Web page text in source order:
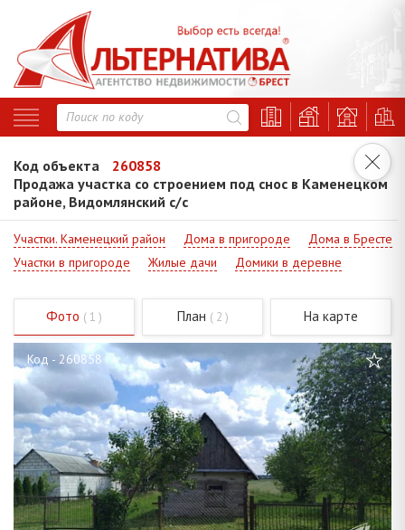
Код объекта
260858
Продажа участка со строением под снос в Каменецком
районе, Видомлянский с/с
Участки. Каменецкий район Дома в пригороде
Дома в Бресте
Участки в пригороде
Жилые дачи Домики в деревне
Фото ( 1 ) План ( 2 ) На карте
Код - 260858